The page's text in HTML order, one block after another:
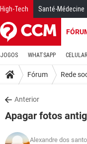
High-Tech Santé-Médecine
JOGOS WHATSAPP CELULAR
Fórum Rede
Anterior
Apagar fotos
Alexandre dos